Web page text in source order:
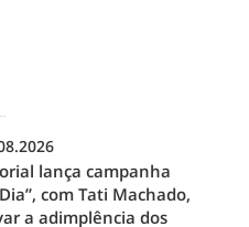
lança campanha
com Tati Machado,
a adimplência dos